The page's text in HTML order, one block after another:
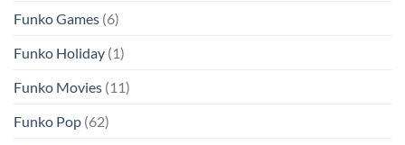
Funko Games (6)
Funko Holiday (1)
Funko Movies (11)
Funko Pop (62)